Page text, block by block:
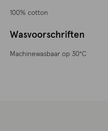
100% cotton
Wasvoorschriften
Machinewasbaar op 30°C